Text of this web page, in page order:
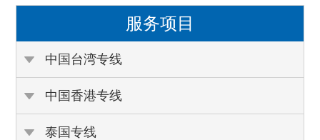
服务项目
中国台湾专线
中国香港专线
泰国专线